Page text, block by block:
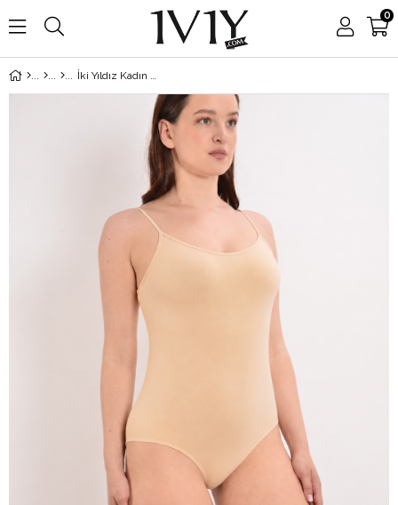
0
İki Yıldız Kadın İp Askılı Body Ten